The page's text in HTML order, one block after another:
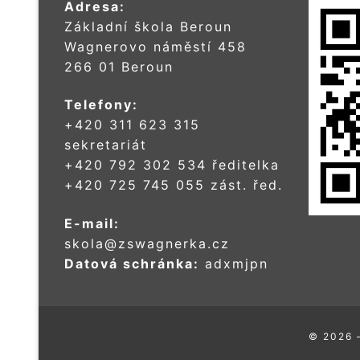
Adresa:
Základní škola Beroun
Wagnerovo náměstí 458
266 01 Beroun
Telefony:
+420 311 623 315
sekretariát
+420 792 302 534 ředitelka
+420 725 745 055 zást. řed.
E-mail:
skola@zswagnerka.cz
Datová schránka: adxmjpn
© 2026